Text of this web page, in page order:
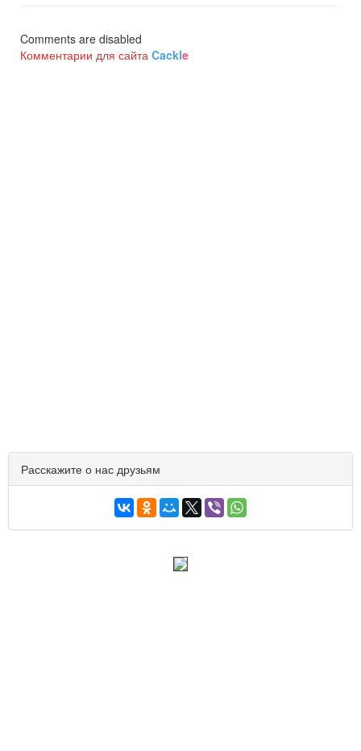
Comments are disabled
Комментарии для сайта Cackle
Расскажите о нас друзьям